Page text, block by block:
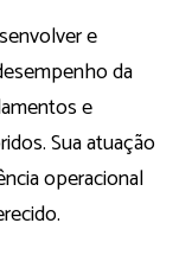
e
da
e
Sua atuação
operacional